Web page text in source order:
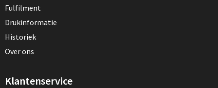
Fulfilment
Drukinformatie
Historiek
Over ons
Klantenservice